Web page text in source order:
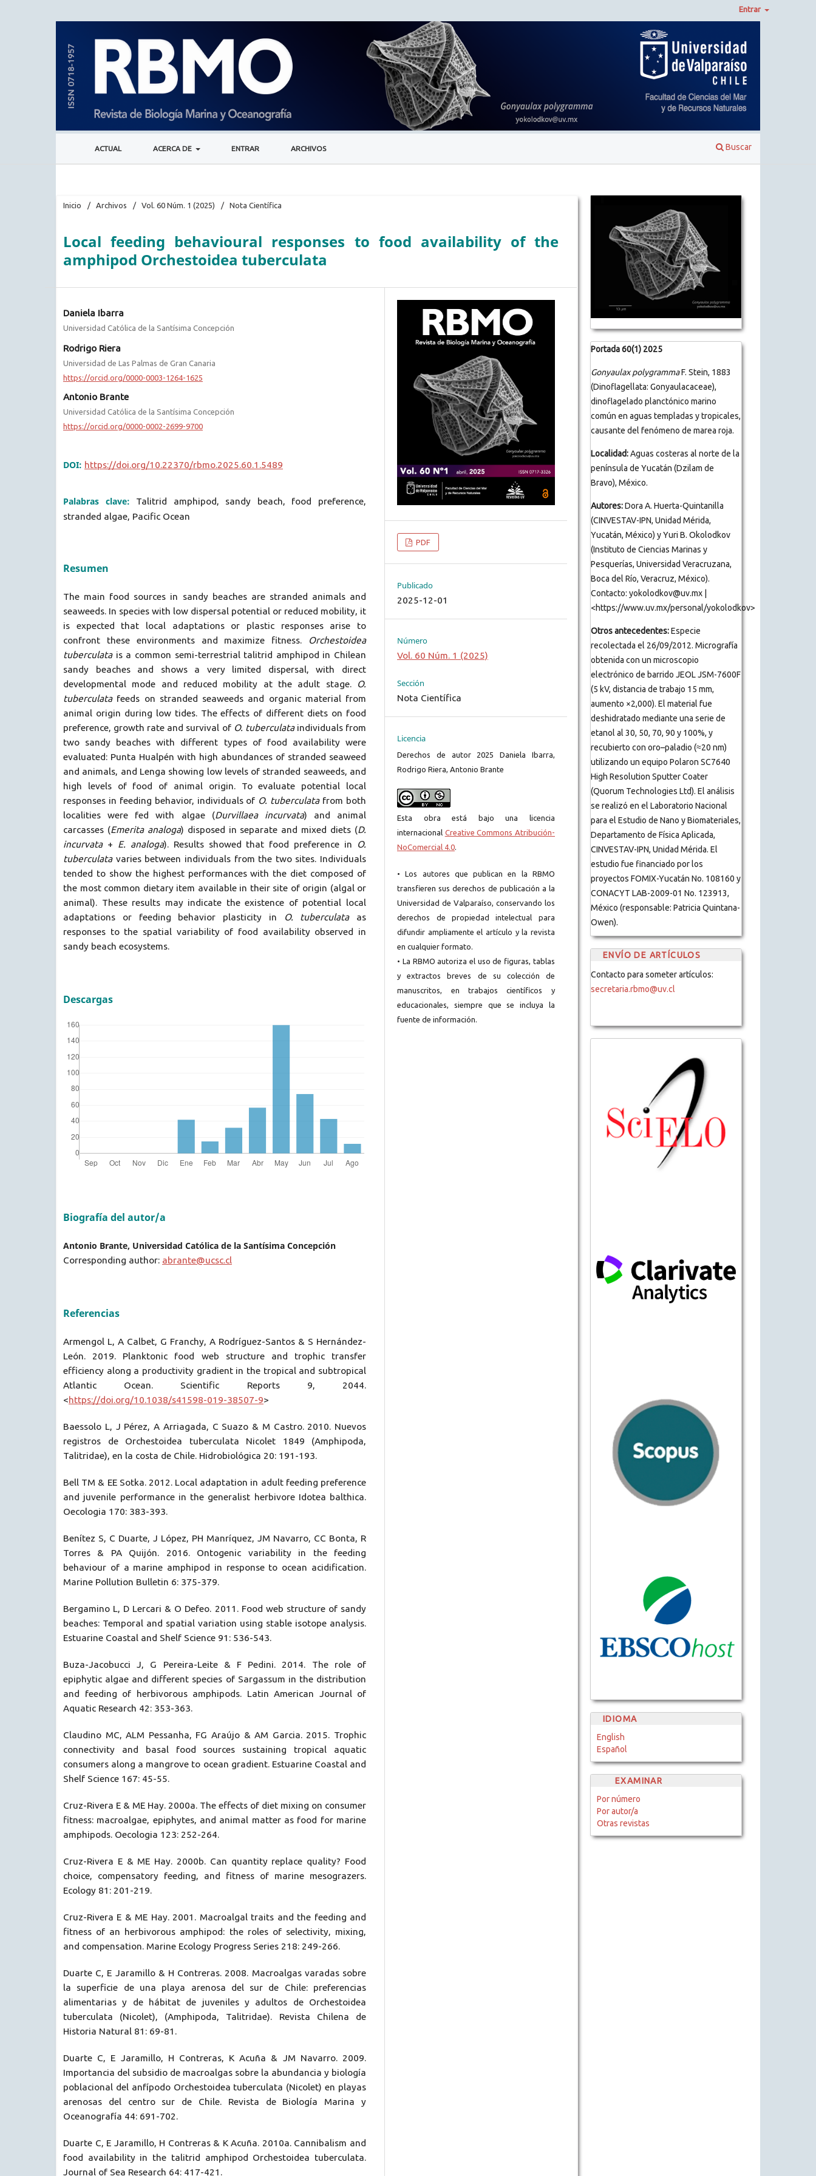
ACTUAL ACERCA DE ENTRAR ARCHIVOS Buscar
Entrar
Inicio / Archivos / Vol. 60 Núm. 1 (2025) / Nota Científica
Local feeding behavioural responses to food availability of the
amphipod Orchestoidea tuberculata
Daniela Ibarra
Universidad Católica de la Santísima Concepción
Rodrigo Riera
Universidad de Las Palmas de Gran Canaria
https://orcid.org/0000-0003-1264-1625
Antonio Brante
Universidad Católica de la Santísima Concepción
https://orcid.org/0000-0002-2699-9700
DOI: https://doi.org/10.22370/rbmo.2025.60.1.5489
Palabras clave:
Talitrid amphipod, sandy beach, food preference,
stranded algae, Pacific Ocean
Resumen
The main food sources in sandy beaches are stranded animals and
seaweeds. In species with low dispersal potential or reduced mobility, it
is expected that local adaptations or plastic responses arise to
confront these environments and maximize fitness.
Orchestoidea
tuberculatais a common semi-terrestrial talitrid amphipod in Chilean
sandy beaches and shows a very limited dispersal, with direct
developmental mode and reduced mobility at the adult stage.
O.
tuberculata feeds on stranded seaweeds and organic material from
animal origin during low tides. The effects of different diets on food
preference, growth rate and survival of O. tuberculataindividuals from
two sandy beaches with different types of food availability were
evaluated: Punta Hualpén with high abundances of stranded seaweed
and animals, and Lenga showing low levels of stranded seaweeds, and
high levels of food of animal origin. To evaluate potential local
responses in feeding behavior, individuals of O. tuberculatafrom both
localities were fed with algae (Durvillaea incurvata) and animal
carcasses (Emerita analoga) disposed in separate and mixed diets (D.
incurvata + E. analoga). Results showed that food preference in
O.
tuberculatavaries between individuals from the two sites. Individuals
tended to show the highest performances with the diet composed of
the most common dietary item available in their site of origin (algal or
animal). These results may indicate the existence of potential local
adaptations or feeding behavior plasticity in
O. tuberculataas
responses to the spatial variability of food availability observed in
sandy beach ecosystems.
Descargas
Biografía del autor/a
Antonio Brante, Universidad Católica de la Santísima Concepción
Corresponding author: abrante@ucsc.cl
Referencias
Armengol L, A Calbet, G Franchy, A Rodríguez-Santos & S Hernández-
León. 2019. Planktonic food web structure and trophic transfer
efficiency along a productivity gradient in the tropical and subtropical
Atlantic Ocean. Scientific Reports 9, 2044.
<https://doi.org/10.1038/s41598-019-38507-9>
Baessolo L, J Pérez, A Arriagada, C Suazo & M Castro. 2010. Nuevos
registros de Orchestoidea tuberculata Nicolet 1849 (Amphipoda,
Talitridae), en la costa de Chile. Hidrobiológica 20: 191-193.
Bell TM & EE Sotka. 2012. Local adaptation in adult feeding preference
and juvenile performance in the generalist herbivore Idotea balthica.
Oecologia 170: 383-393.
Benítez S, C Duarte, J López, PH Manríquez, JM Navarro, CC Bonta, R
Torres & PA Quijón. 2016. Ontogenic variability in the feeding
behaviour of a marine amphipod in response to ocean acidification.
Marine Pollution Bulletin 6: 375-379.
Bergamino L, D Lercari & O Defeo. 2011. Food web structure of sandy
beaches: Temporal and spatial variation using stable isotope analysis.
Estuarine Coastal and Shelf Science 91: 536-543.
Buza-Jacobucci J, G Pereira-Leite & F Pedini. 2014. The role of
epiphytic algae and different species of Sargassum in the distribution
and feeding of herbivorous amphipods. Latin American Journal of
Aquatic Research 42: 353-363.
Claudino MC, ALM Pessanha, FG Araújo & AM Garcia. 2015. Trophic
connectivity and basal food sources sustaining tropical aquatic
consumers along a mangrove to ocean gradient. Estuarine Coastal and
Shelf Science 167: 45-55.
Cruz-Rivera E & ME Hay. 2000a. The effects of diet mixing on consumer
fitness: macroalgae, epiphytes, and animal matter as food for marine
amphipods. Oecologia 123: 252-264.
Cruz-Rivera E & ME Hay. 2000b. Can quantity replace quality? Food
choice, compensatory feeding, and fitness of marine mesograzers.
Ecology 81: 201-219.
Cruz-Rivera E & ME Hay. 2001. Macroalgal traits and the feeding and
fitness of an herbivorous amphipod: the roles of selectivity, mixing,
and compensation. Marine Ecology Progress Series 218: 249-266.
Duarte C, E Jaramillo & H Contreras. 2008. Macroalgas varadas sobre
la superficie de una playa arenosa del sur de Chile: preferencias
alimentarias y de hábitat de juveniles y adultos de Orchestoidea
tuberculata (Nicolet), (Amphipoda, Talitridae). Revista Chilena de
Historia Natural 81: 69-81.
Duarte C, E Jaramillo, H Contreras, K Acuña & JM Navarro. 2009.
Importancia del subsidio de macroalgas sobre la abundancia y biología
poblacional del anfípodo Orchestoidea tuberculata (Nicolet) en playas
arenosas del centro sur de Chile. Revista de Biología Marina y
Oceanografía 44: 691-702.
Duarte C, E Jaramillo, H Contreras & K Acuña. 2010a. Cannibalism and
food availability in the talitrid amphipod Orchestoidea tuberculata.
Journal of Sea Research 64: 417-421.
PDF
Publicado
2025-12-01
Número
Vol. 60 Núm. 1 (2025)
Sección
Nota Científica
Licencia
Derechos de autor 2025 Daniela Ibarra,
Rodrigo Riera, Antonio Brante
Esta obra está bajo una licencia
internacional Creative Commons Atribución-
NoComercial 4.0.
• Los autores que publican en la RBMO
transfieren sus derechos de publicación a la
Universidad de Valparaíso, conservando los
derechos de propiedad intelectual para
difundir ampliamente el artículo y la revista
en cualquier formato.
• La RBMO autoriza el uso de figuras, tablas
y extractos breves de su colección de
manuscritos, en trabajos científicos y
educacionales, siempre que se incluya la
fuente de información.
Portada 60(1) 2025
Gonyaulax polygrammaF. Stein, 1883
(Dinoflagellata: Gonyaulacaceae),
dinoflagelado planctónico marino
común en aguas templadas y tropicales,
causante del fenómeno de marea roja.
Localidad:Aguas costeras al norte de la
península de Yucatán (Dzilam de
Bravo), México.
Autores:Dora A. Huerta-Quintanilla
(CINVESTAV-IPN, Unidad Mérida,
Yucatán, México) y Yuri B. Okolodkov
(Instituto de Ciencias Marinas y
Pesquerías, Universidad Veracruzana,
Boca del Río, Veracruz, México).
Contacto: yokolodkov@uv.mx |
<https://www.uv.mx/personal/yokolodkov>
Otros antecedentes:Especie
recolectada el 26/09/2012. Micrografía
obtenida con un microscopio
electrónico de barrido JEOL JSM-7600F
(5 kV, distancia de trabajo 15 mm,
aumento ×2,000). El material fue
deshidratado mediante una serie de
etanol al 30, 50, 70, 90 y 100%, y
recubierto con oro–paladio (≈20 nm)
utilizando un equipo Polaron SC7640
High Resolution Sputter Coater
(Quorum Technologies Ltd). El análisis
se realizó en el Laboratorio Nacional
para el Estudio de Nano y Biomateriales,
Departamento de Física Aplicada,
CINVESTAV-IPN, Unidad Mérida. El
estudio fue financiado por los
proyectos FOMIX-Yucatán No. 108160 y
CONACYT LAB-2009-01 No. 123913,
México (responsable: Patricia Quintana-
Owen).
ENVÍO DE ARTÍCULOS
Contacto para someter artículos:
secretaria.rbmo@uv.cl
IDIOMA
English
Español
EXAMINAR
Por número
Por autor/a
Otras revistas